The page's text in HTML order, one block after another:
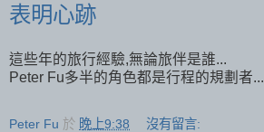
表明心跡
這些年的旅行經驗,無論旅伴是誰...
Peter Fu多半的角色都是行程的規劃者...
Peter Fu 於 晚上9:38 沒有留言: